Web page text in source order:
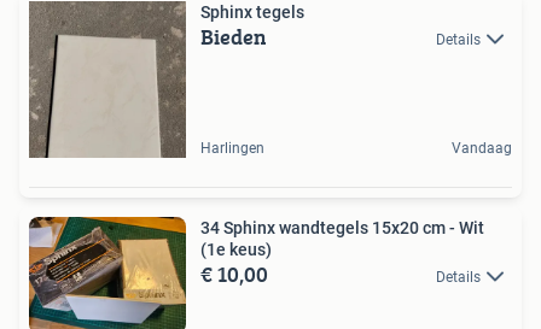
Sphinx tegels
Bieden Details
Harlingen Vandaag
34 Sphinx wandtegels 15x20 cm - Wit
(1e keus)
€ 10,00 Details